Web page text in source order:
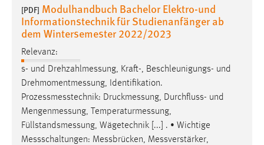
[PDF] Modulhandbuch Bachelor Elektro-und
Informationstechnik für Studienanfänger ab
dem Wintersemester 2022/2023
Relevanz:
s- und Drehzahlmessung, Kraft-, Beschleunigungs- und
Drehmomentmessung, Identifikation.
Prozessmesstechnik: Druckmessung, Durchfluss- und
Mengenmessung, Temperaturmessung,
Füllstandsmessung, Wägetechnik [...] . • Wichtige
Messschaltungen: Messbrücken, Messverstärker,